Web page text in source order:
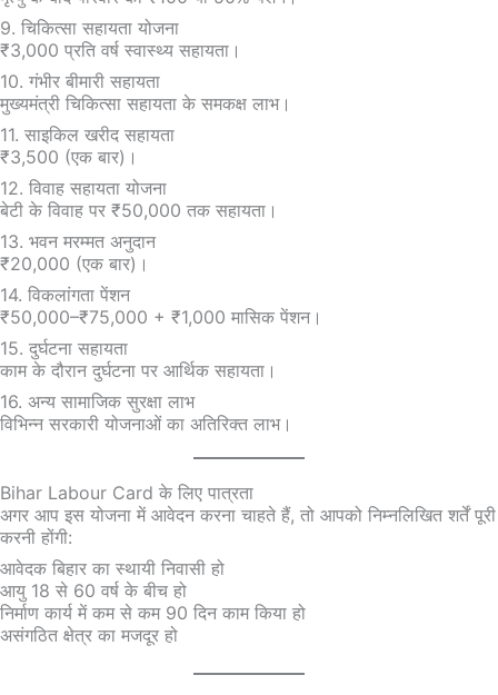
9. चिकित्सा सहायता योजना
₹3,000 प्रति वर्ष स्वास्थ्य सहायता।
10. गंभीर बीमारी सहायता
मुख्यमंत्री चिकित्सा सहायता के समकक्ष लाभ।
11. साइकिल खरीद सहायता
₹3,500 (एक बार)।
12. विवाह सहायता योजना
बेटी के विवाह पर ₹50,000 तक सहायता।
13. भवन मरम्मत अनुदान
₹20,000 (एक बार)।
14. विकलांगता पेंशन
₹50,000–₹75,000 + ₹1,000 मासिक पेंशन।
15. दुर्घटना सहायता
काम के दौरान दुर्घटना पर आर्थिक सहायता।
16. अन्य सामाजिक सुरक्षा लाभ
विभिन्न सरकारी योजनाओं का अतिरिक्त लाभ।
Bihar Labour Card के लिए पात्रता
अगर आप इस योजना में आवेदन करना चाहते हैं, तो आपको निम्नलिखित शर्तें पूरी
करनी होंगी:
आवेदक बिहार का स्थायी निवासी हो
आयु 18 से 60 वर्ष के बीच हो
निर्माण कार्य में कम से कम 90 दिन काम किया हो
असंगठित क्षेत्र का मजदूर हो